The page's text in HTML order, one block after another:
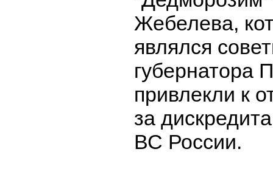
Жебелева,
являлся
губернатора
привлекли к
за
ВС России.